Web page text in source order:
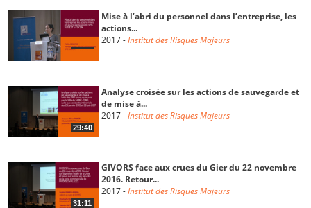
Mise à l’abri du personnel dans l’entreprise, les
actions...
2017-Institut des Risques Majeurs
29:40
Analyse croisée sur les actions de sauvegarde et
de mise à...
2017-Institut des Risques Majeurs
31:11
GIVORS face aux crues du Gier du 22 novembre
2016. Retour...
2017-Institut des Risques Majeurs